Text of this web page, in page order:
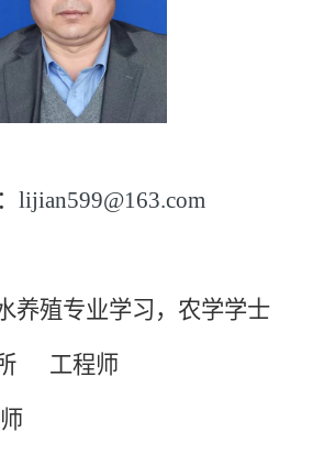
lijian599@163.com
殖专业学习，农学学士
所 工程师